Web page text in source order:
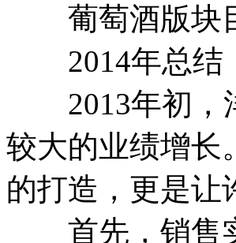
葡萄酒版块目
2014年总结
2013年初，
较大的业绩增
的打造，更是让
首先，销售实